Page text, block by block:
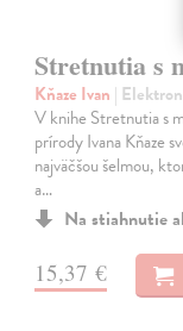
Stretnutia s
Kňaze Ivan |
V knihe Stretnutia s
prírody Ivana Kňaze
najväčšou šelmou,
a…
Na stiahnutie
15,37 €